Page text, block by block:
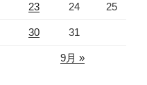
23 24 25
30 31
9月 »